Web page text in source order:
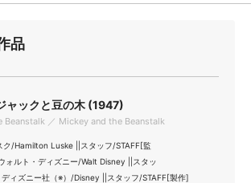
品
ャックと豆の木 (1947)
Beanstalk ／ Mickey and the Beanstalk
ク/Hamilton Luske ||スタッフ/STAFF[監
ォルト・ディズニー/Walt Disney ||スタッ
ィズニー社（※）/Disney ||スタッフ/STAFF[製作]